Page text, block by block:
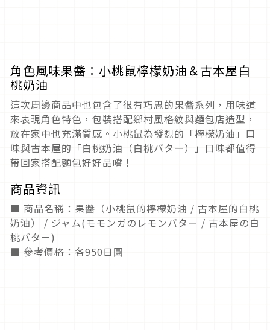
角色風味果醬：小桃鼠檸檬奶油＆古本屋白
桃奶油
這次周邊商品中也包含了很有巧思的果醬系列，用味道
來表現角色特色，包裝搭配鄉村風格紋與麵包店造型，
放在家中也充滿質感。小桃鼠為發想的「檸檬奶油」口
味與古本屋的「白桃奶油（白桃バター）」口味都值得
帶回家搭配麵包好好品嚐！
商品資訊
■ 商品名稱：果醬（小桃鼠的檸檬奶油 / 古本屋的白桃
奶油） / ジャム(モモンガのレモンバター / 古本屋の白
桃バター)
■ 參考價格：各950日圓